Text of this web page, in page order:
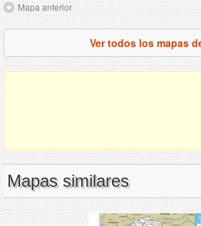
Mapa anterior
Ver todos los mapas
Mapas similares